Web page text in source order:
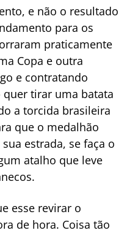
e não o resultado
para os
praticamente
Copa e outra
e contratando
tirar uma batata
a torcida brasileira
que o medalhão
estrada, se faça o
atalho que leve
esse revirar o
de hora. Coisa tão